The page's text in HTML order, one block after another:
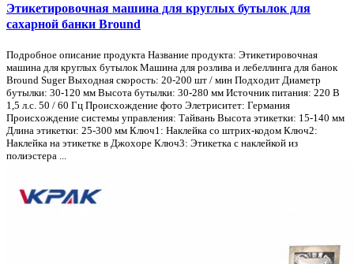
Этикетировочная машина для круглых бутылок для
сахарной банки Bround
Подробное описание продукта Название продукта: Этикетировочная
машина для круглых бутылок Машина для розлива и лебеллинга для банок
Bround Suger Выходная скорость: 20-200 шт / мин Подходит Диаметр
бутылки: 30-120 мм Высота бутылки: 30-280 мм Источник питания: 220 В
1,5 л.с. 50 / 60 Гц Происхождение фото Элетриситет: Германия
Происхождение системы управления: Тайвань Высота этикетки: 15-140 мм
Длина этикетки: 25-300 мм Ключ1: Наклейка со штрих-кодом Ключ2:
Наклейка на этикетке в Джохоре Ключ3: Этикетка с наклейкой из
полиэстера ...